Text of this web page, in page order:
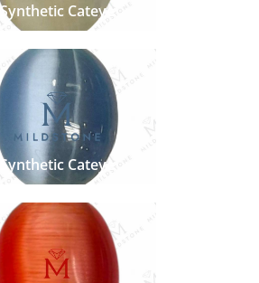
Synthetic Cateye
Synthetic Cateye